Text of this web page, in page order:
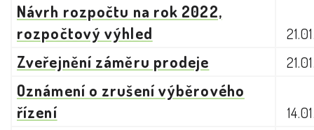
Návrh rozpočtu na rok 2022,
rozpočtový výhled
Zveřejnění záměru prodeje
Oznámení o zrušení výběrového
řízení